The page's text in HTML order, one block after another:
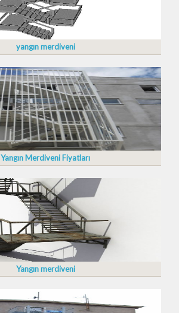
yangın merdiveni
Yangın Merdiveni Fiyatları
Yangın merdiveni